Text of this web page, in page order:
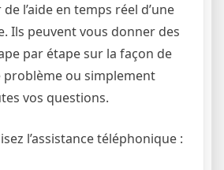
l’aide en temps réel d’une
Ils peuvent vous donner des
par étape sur la façon de
ou simplement
vos questions.
l’assistance téléphonique :